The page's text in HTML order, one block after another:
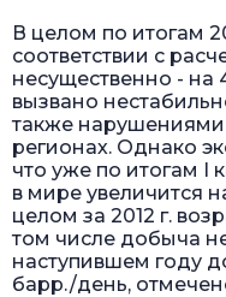
В целом по итогам
соответствии с
несущественно - на
вызвано
также
регионах. Однако
что уже по итогам I
в мире увеличится
целом за 2012 г.
том числе добыча
наступившем году
барр./день,